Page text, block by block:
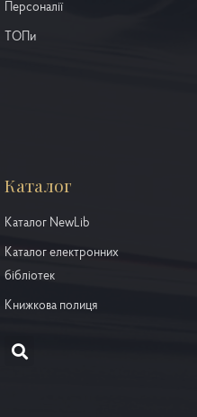
Персоналії
ТОПи
Каталог
Каталог NewLib
Каталог електронних
бібліотек
Книжкова полиця